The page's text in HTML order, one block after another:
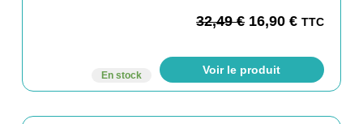
En stock
32,49€ 16,90€ TTC
Voir le produit